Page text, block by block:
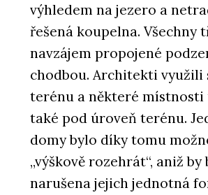
výhledem na jezero a
řešená koupelna. Všechny
navzájem propojené
chodbou. Architekti využili
terénu a některé
také pod úroveň terénu.
domy bylo díky tomu
„výškově rozehrát“, aniž by
narušena jejich jednotná